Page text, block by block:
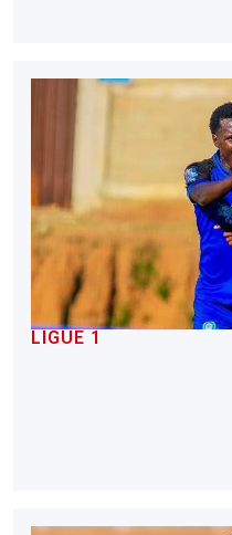
LIGUE 1